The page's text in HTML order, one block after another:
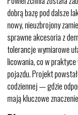
dobrą bazę pod dalsze
nowy, nieuzbrojony
sprawne akcesoria z
tolerancje wymiarowe
licowania, co w
pojazdu. Projekt
codziennej — gdzie
mają kluczowe